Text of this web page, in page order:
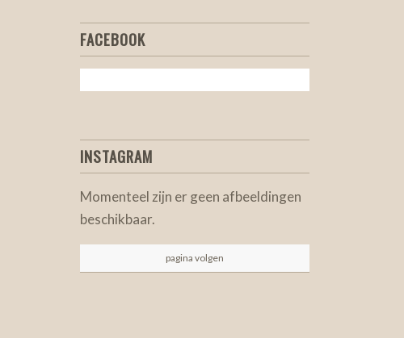
FACEBOOK
INSTAGRAM
Momenteel zijn er geen afbeeldingen
beschikbaar.
pagina volgen